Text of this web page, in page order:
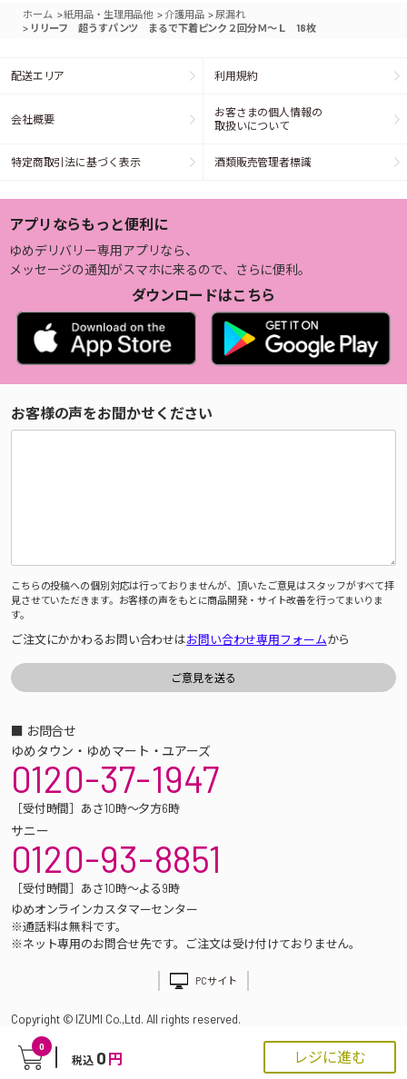
0
税込 0 円 レジに進む
ホーム >紙用品・生理用品他 >介護用品 > 尿漏れ
> リリーフ 超うすパンツ まるで下着ピンク２回分Ｍ～Ｌ 18枚
配送エリア 利用規約
会社概要
お客さまの個人情報の
取扱いについて
特定商取引法に基づく表示 酒類販売管理者標識
アプリならもっと便利に
ゆめデリバリー専用アプリなら、
メッセージの通知がスマホに来るので、さらに便利。
ダウンロードはこちら
お客様の声をお聞かせください
こちらの投稿への個別対応は行っておりませんが、頂いたご意見はスタッフがすべて拝
見させていただきます。お客様の声をもとに商品開発・サイト改善を行ってまいりま
す。
ご注文にかかわるお問い合わせはお問い合わせ専用フォームから
■ お問合せ
ゆめタウン・ゆめマート・ユアーズ
0120-37-1947
［受付時間］あさ10時～夕方6時
サニー
0120-93-8851
［受付時間］あさ10時～よる9時
ゆめオンラインカスタマーセンター
※通話料は無料です。
※ネット専用のお問合せ先です。ご注文は受け付けておりません。
PCサイト
Copyright © IZUMI Co.,Ltd. All rights reserved.